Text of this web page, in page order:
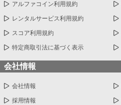
アルファコイン利用規約
レンタルサービス利用規約
スコア利用規約
特定商取引法に基づく表示
会社情報
会社情報
採用情報